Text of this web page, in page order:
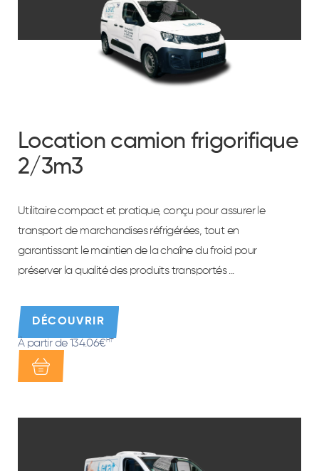
Véhicules
Location camion frigorifique
2/3m3
Utilitaire compact et pratique, conçu pour assurer le
transport de marchandises réfrigérées, tout en
garantissant le maintien de la chaîne du froid pour
préserver la qualité des produits transportés ...
DÉCOUVRIR
À partir de 134.06€ HT*